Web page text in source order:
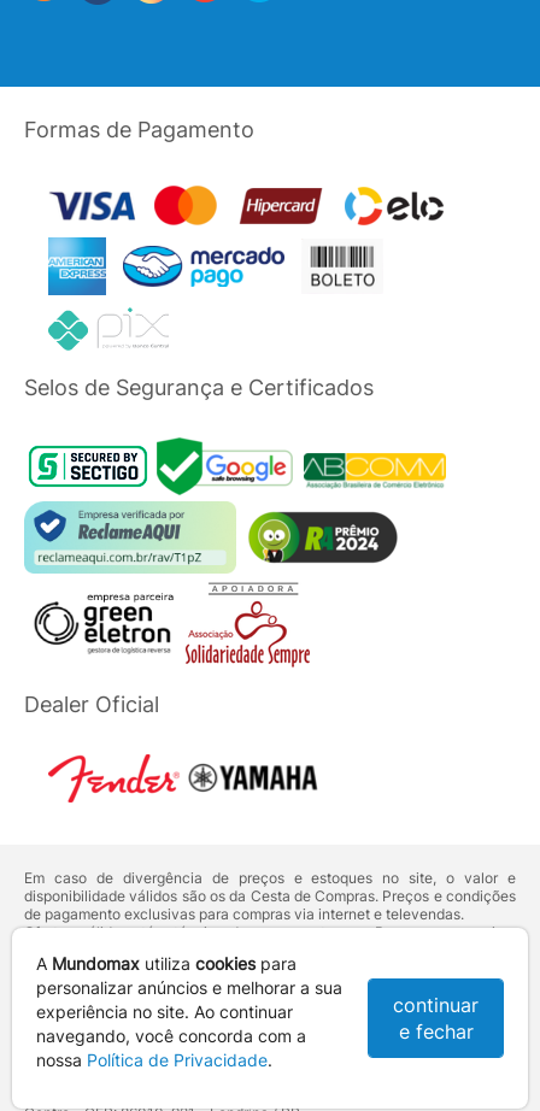
Formas de Pagamento
Selos de Segurança e Certificados
Dealer Oficial
Em caso de divergência de preços e estoques no site, o valor e
disponibilidade válidos são os da Cesta de Compras. Preços e condições
de pagamento exclusivas para compras via internet e televendas.
Ofertas válidas até o término de nossos estoques. Para compras acima
deVenda Corporativa.
Os preços apresentados no site prevalecem sobre outros anunciados em
qualquer outro meio de comunicação ou sites de buscas. Código de
Defesa do Consumidor:Lei nº 8.078.
Vendas sujeitas à confirmação de dados e análises de crédito e risco.
A Mundomax utiliza cookiespara
personalizar anúncios e melhorar a sua
experiência no site. Ao continuar
navegando, você concorda com a
nossa Política de Privacidade.
continuar
e fechar